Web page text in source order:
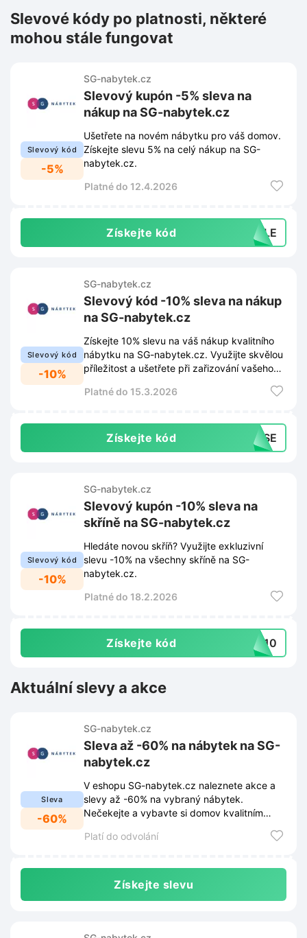
Slevové kódy po platnosti, některé
mohou stále fungovat
Slevový kód
-5%
SG-nabytek.cz
Slevový kupón -5% sleva na
nákup na SG-nabytek.cz
Ušetřete na novém nábytku pro váš domov.
Získejte slevu 5% na celý nákup na SG-
nabytek.cz.
Platné do 12.4.2026
Získejte kód DELE
Slevový kód
-10%
SG-nabytek.cz
Slevový kód -10% sleva na nákup
na SG-nabytek.cz
Získejte 10% slevu na váš nákup kvalitního
nábytku na SG-nabytek.cz. Využijte skvělou
příležitost a ušetřete při zařizování vašeho
Platné do 15.3.2026
Získejte kód AVSE
Slevový kód
-10%
SG-nabytek.cz
Slevový kupón -10% sleva na
skříně na SG-nabytek.cz
Hledáte novou skříň? Využijte exkluzivní
slevu -10% na všechny skříně na SG-
nabytek.cz.
Platné do 18.2.2026
Získejte kód NE10
Aktuální slevy a akce
Sleva
-60%
SG-nabytek.cz
Sleva až -60% na nábytek na SG-
nabytek.cz
V eshopu SG-nabytek.cz naleznete akce a
slevy až -60% na vybraný nábytek.
Nečekejte a vybavte si domov kvalitním
Platí do odvolání
Získejte slevu